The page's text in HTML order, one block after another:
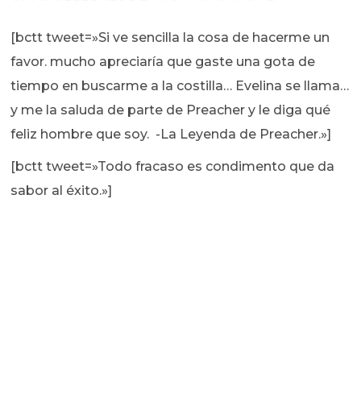
[bctt tweet=»Si ve sencilla la cosa de hacerme un
favor. mucho apreciaría que gaste una gota de
tiempo en buscarme a la costilla… Evelina se llama…
y me la saluda de parte de Preacher y le diga qué
feliz hombre que soy. -La Leyenda de Preacher.»]
[bctt tweet=»Todo fracaso es condimento que da
sabor al éxito.»]